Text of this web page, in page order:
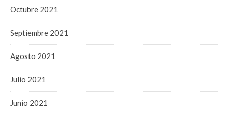
Octubre 2021
Septiembre 2021
Agosto 2021
Julio 2021
Junio 2021